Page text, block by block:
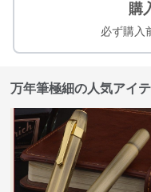
購
必ず購入
万年筆極細の人気アイ